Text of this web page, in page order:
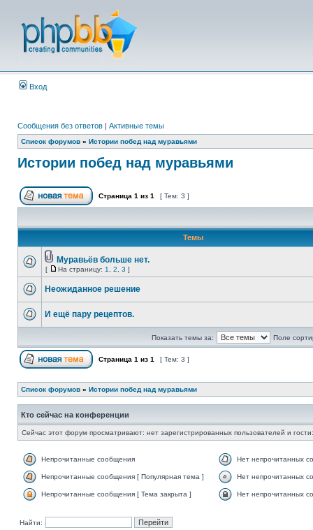
Вход
Сообщения без ответов | Активные темы
Список форумов » Истории побед над муравьями
Истории побед над муравьями
Страница 1 из 1 [ Тем: 3 ]
Темы
Муравьёв больше нет.
[ На страницу: 1 2 3 ]
Неожиданное решение
И ещё пару рецептов.
Показать темы за: Поле
Страница 1 из 1 [ Тем: 3 ]
Список форумов » Истории побед над муравьями
Кто сейчас на конференции
Сейчас этот форум просматривают: нет зарегистрированных пользователей и
Непрочитанные сообщения Нет непрочитанных
Непрочитанные сообщения [ Популярная тема ] Нет непрочитанных
Непрочитанные сообщения [ Тема закрыта ] Нет непрочитанных
Найти: